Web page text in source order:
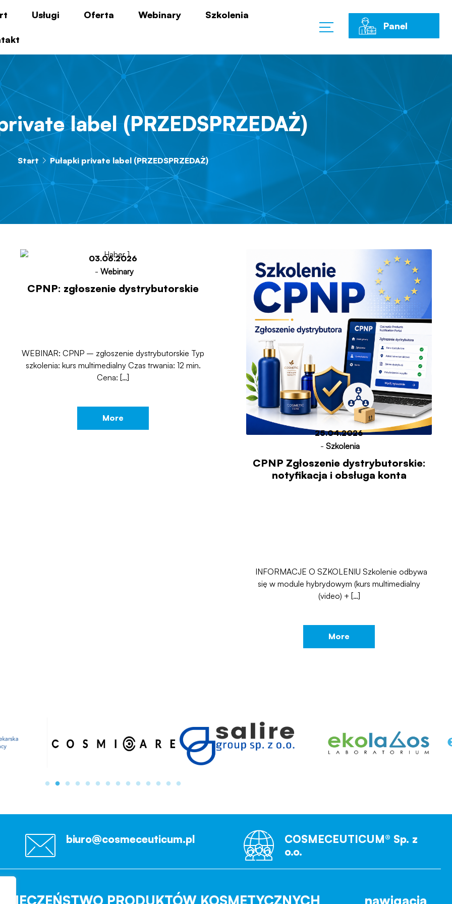
Usługi Oferta Webinary Szkolenia
Panel
label (PRZEDSPRZEDAŻ)
Start Pułapki private label (PRZEDSPRZEDAŻ)
03.06.2026
- Webinary
CPNP: zgłoszenie dystrybutorskie
WEBINAR: CPNP – zgłoszenie dystrybutorskie Typ
szkolenia: kurs multimedialny Czas trwania: 12 min.
Cena: […]
More
25.04.2026
- Szkolenia
CPNP Zgłoszenie dystrybutorskie:
notyfikacja i obsługa konta
INFORMACJE O SZKOLENIU Szkolenie odbywa
się w module hybrydowym (kurs multimedialny
(video) + […]
More
biuro@cosmeceuticum.pl
COSMECEUTICUM® Sp. z
o.o.
PRODUKTÓW KOSMETYCZNYCH nawigacja